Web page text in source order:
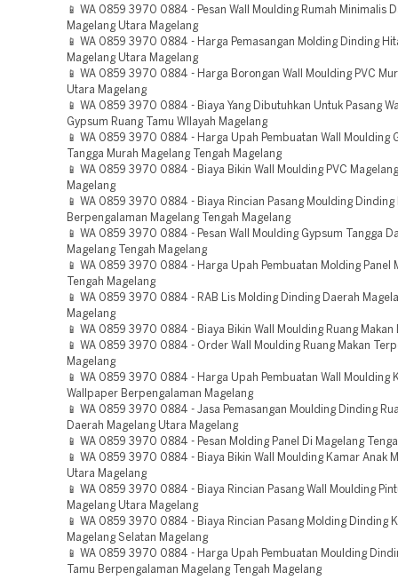
📱 WA 0859 3970 0884 - Pesan Wall Moulding Rumah Minimalis
Magelang Utara Magelang
📱 WA 0859 3970 0884 - Harga Pemasangan Molding Dinding
Magelang Utara Magelang
📱 WA 0859 3970 0884 - Harga Borongan Wall Moulding PVC
Utara Magelang
📱 WA 0859 3970 0884 - Biaya Yang Dibutuhkan Untuk Pasang
Gypsum Ruang Tamu WIlayah Magelang
📱 WA 0859 3970 0884 - Harga Upah Pembuatan Wall Moulding
Tangga Murah Magelang Tengah Magelang
📱 WA 0859 3970 0884 - Biaya Bikin Wall Moulding PVC
Magelang
📱 WA 0859 3970 0884 - Biaya Rincian Pasang Moulding Dinding
Berpengalaman Magelang Tengah Magelang
📱 WA 0859 3970 0884 - Pesan Wall Moulding Gypsum Tangga
Magelang Tengah Magelang
📱 WA 0859 3970 0884 - Harga Upah Pembuatan Molding Panel
Tengah Magelang
📱 WA 0859 3970 0884 - RAB Lis Molding Dinding Daerah
Magelang
📱 WA 0859 3970 0884 - Biaya Bikin Wall Moulding Ruang Makan
📱 WA 0859 3970 0884 - Order Wall Moulding Ruang Makan
Magelang
📱 WA 0859 3970 0884 - Harga Upah Pembuatan Wall Moulding
Wallpaper Berpengalaman Magelang
📱 WA 0859 3970 0884 - Jasa Pemasangan Moulding Dinding
Daerah Magelang Utara Magelang
📱 WA 0859 3970 0884 - Pesan Molding Panel Di Magelang
📱 WA 0859 3970 0884 - Biaya Bikin Wall Moulding Kamar Anak
Utara Magelang
📱 WA 0859 3970 0884 - Biaya Rincian Pasang Wall Moulding
Magelang Utara Magelang
📱 WA 0859 3970 0884 - Biaya Rincian Pasang Molding Dinding
Magelang Selatan Magelang
📱 WA 0859 3970 0884 - Harga Upah Pembuatan Moulding
Tamu Berpengalaman Magelang Tengah Magelang